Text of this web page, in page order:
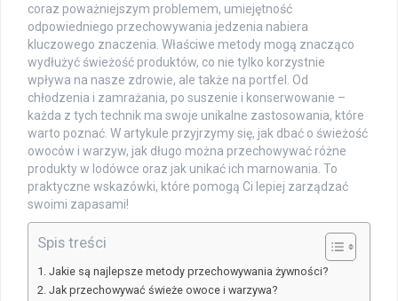
coraz poważniejszym problemem, umiejętność
odpowiedniego przechowywania jedzenia nabiera
kluczowego znaczenia. Właściwe metody mogą znacząco
wydłużyć świeżość produktów, co nie tylko korzystnie
wpływa na nasze zdrowie, ale także na portfel. Od
chłodzenia i zamrażania, po suszenie i konserwowanie –
każda z tych technik ma swoje unikalne zastosowania, które
warto poznać. W artykule przyjrzymy się, jak dbać o świeżość
owoców i warzyw, jak długo można przechowywać różne
produkty w lodówce oraz jak unikać ich marnowania. To
praktyczne wskazówki, które pomogą Ci lepiej zarządzać
swoimi zapasami!
Spis treści
Jakie są najlepsze metody przechowywania żywności?
Jak przechowywać świeże owoce i warzywa?